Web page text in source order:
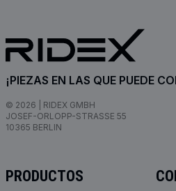
¡PIEZAS EN LAS QUE PUEDE
© 2026 | RIDEX GMBH
JOSEF-ORLOPP-STRASSE 55
10365 BERLIN
PRODUCTOS